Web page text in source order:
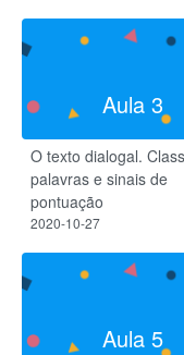
Aula 3
O texto dialogal.
palavras e sinais de
pontuação
2020-10-27
Aula 5